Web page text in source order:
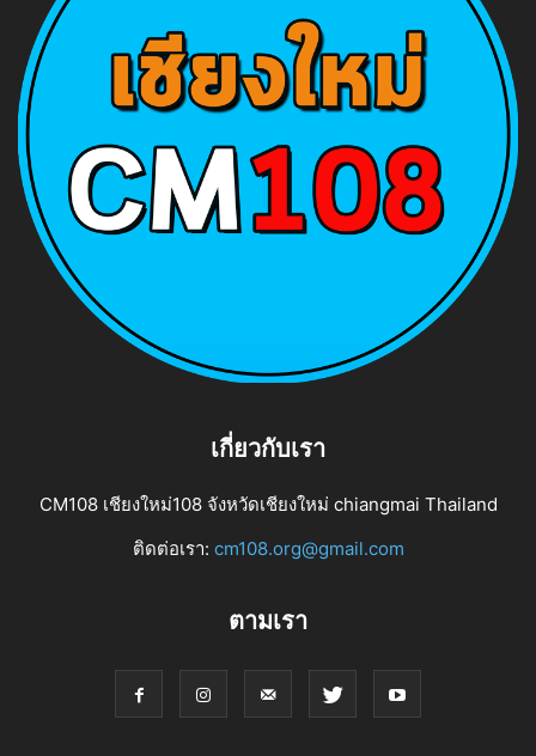
เกี่ยวกับเรา
CM108 เชียงใหม่108 จังหวัดเชียงใหม่ chiangmai Thailand
ติดต่อเรา: cm108.org@gmail.com
ตามเรา